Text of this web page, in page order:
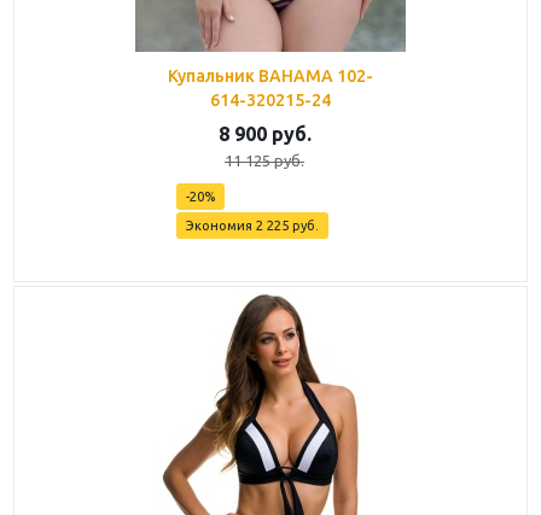
Купальник BAHAMA 102-
614-320215-24
8 900руб.
11 125руб.
-20%
Экономия 2 225руб.